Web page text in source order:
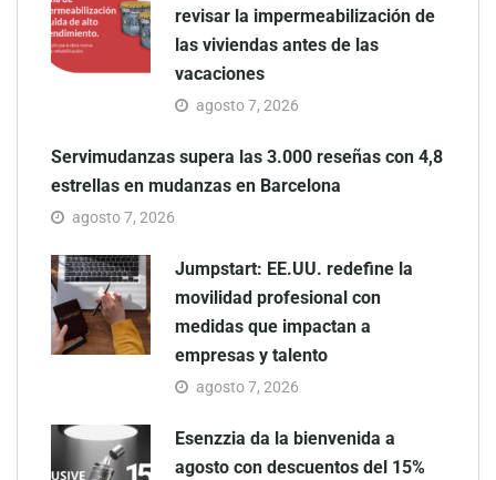
revisar la impermeabilización de
las viviendas antes de las
vacaciones
agosto 7, 2026
Servimudanzas supera las 3.000 reseñas con 4,8
estrellas en mudanzas en Barcelona
agosto 7, 2026
Jumpstart: EE.UU. redefine la
movilidad profesional con
medidas que impactan a
empresas y talento
agosto 7, 2026
Esenzzia da la bienvenida a
agosto con descuentos del 15%